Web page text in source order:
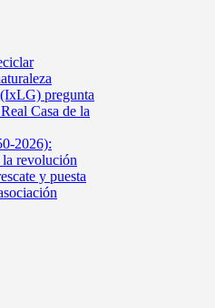
pregunta
Casa de la
2026):
revolución
y puesta